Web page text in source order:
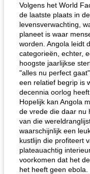
Volgens het World
de laatste plaats in
levensverwachting,
planeet is waar
worden. Angola leidt
categorieën, echter,
hoogste jaarlijkse
"alles nu perfect
een relatief begrip is
decennia oorlog heeft
Hopelijk kan Angola
de vrede die daar nu
van die
waarschijnlijk een
kustlijn die profiteert
plateauachtig
voorkomen dat het
het heeft geen ebola.